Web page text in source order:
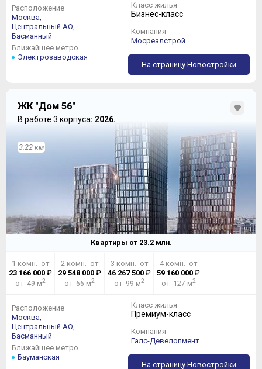
Расположение
Москва,
Центральный АО,
Басманный
Ближайшее метро
Электрозаводская
Класс жилья
Бизнес-класс
Компания
Мосреалстрой
На страницу Новостройки
ЖК "Дом 56"
В работе 3 корпуса: 2026.
3.22 км
Квартиры от 23.2млн.
1 комн. от
23 166 000₽
от 49 м2
2 комн. от
29 548 000 ₽
от 66 м2
3 комн. от
46 267 500₽
от 99 м2
4 комн. от
59 160 000 ₽
от 127 м2
Расположение
Москва,
Центральный АО,
Басманный
Ближайшее метро
Бауманская
Класс жилья
Премиум-класс
Компания
Галс-Девелопмент
На страницу Новостройки